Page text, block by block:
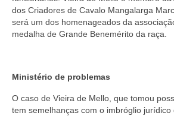
dos Criadores de Cavalo Mangalarga
será um dos homenageados da
medalha de Grande Benemérito da raça.
Ministério de problemas
O caso de Vieira de Mello, que tomou
tem semelhanças com o imbróglio jurídico